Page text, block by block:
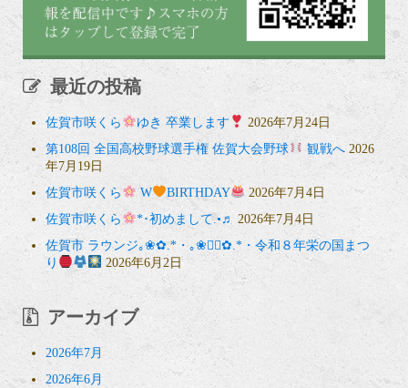
最近の投稿
佐賀市咲くら ゆき 卒業します
2026年7月24日
第108回 全国高校野球選手権 佐賀大会野球
観戦へ 2026
年7月19日
佐賀市咲くら
W BIRTHDAY
2026年7月4日
佐賀市咲くら
*･初めまして.•♬
2026年7月4日
佐賀市 ラウンジ｡❀✿.*・｡❀❁⃘✿.*・令和８年栄の国まつ
り
2026年6月2日
アーカイブ
2026年7月
2026年6月